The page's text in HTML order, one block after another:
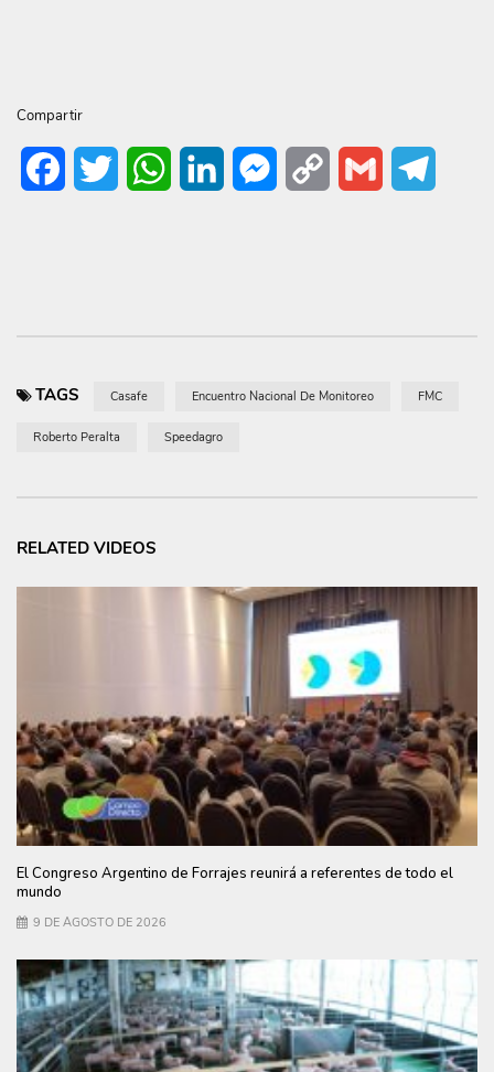
Compartir
FacebookTwitter WhatsAppLinkedIn Messenger
Copy
Gmail
TAGS Casafe Encuentro Nacional De Monitoreo FMC
Roberto Peralta Speedagro
RELATED VIDEOS
El Congreso Argentino de Forrajes reunirá a referentes de todo el
mundo
9 DE AGOSTO DE 2026